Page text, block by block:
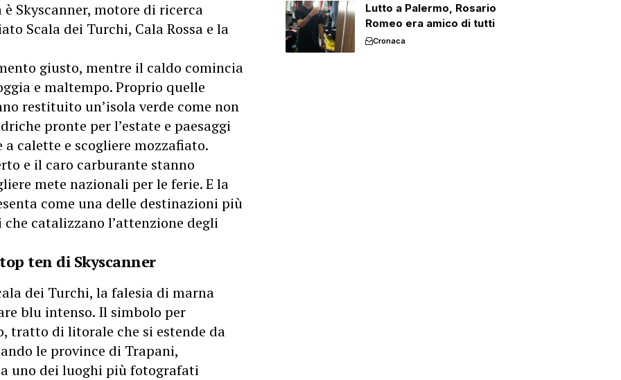
Skyscanner, motore di ricerca
Scala dei Turchi, Cala Rossa e la
giusto, mentre il caldo comincia
e maltempo. Proprio quelle
restituito un’isola verde come non
pronte per l’estate e paesaggi
calette e scogliere mozzafiato.
e il caro carburante stanno
mete nazionali per le ferie. E la
come una delle destinazioni più
catalizzano l’attenzione degli
ten di Skyscanner
dei Turchi, la falesia di marna
blu intenso. Il simbolo per
tratto di litorale che si estende da
le province di Trapani,
uno dei luoghi più fotografati
Lutto a Palermo, Rosario
Romeo era amico di tutti
Cronaca